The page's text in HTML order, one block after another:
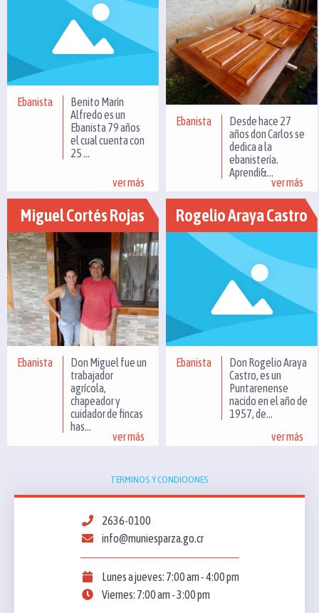
Ebanista
Benito Marín
Alfredo es un
Ebanista 79 años
el cual cuenta con
25 ...
ver más
Ebanista
Desde hace 27
años don Carlos se
dedica a la
ebanistería.
Aprendi&...
ver más
Miguel Cortés Rojas
Ebanista
Don Miguel fue un
trabajador
agrícola,
chapeador y
cuidador de fincas
has...
ver más
Rogelio Araya Castro
Ebanista
Don Rogelio Araya
Castro, es un
Puntarenense
nacido en el año de
1957, de...
ver más
TERMINOS Y CONDICIONES
2636-0100
info@muniesparza.go.cr
Lunes a jueves: 7:00 am - 4:00 pm
Viernes: 7:00 am - 3:00 pm